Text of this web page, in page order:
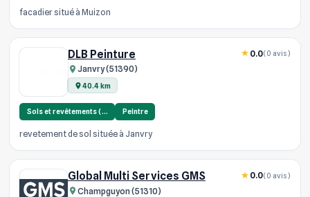
facadier situé à Muizon
DLB Peinture
Janvry (51390)
40.4 km
0.0(0 avis)
Sols et revêtements (… Peintre
revetement de sol située à Janvry
Global Multi Services GMS
Champguyon (51310)
0.0(0 avis)